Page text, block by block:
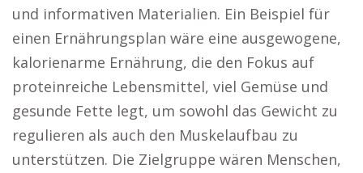
und informativen Materialien. Ein Beispiel für
einen Ernährungsplan wäre eine ausgewogene,
kalorienarme Ernährung, die den Fokus auf
proteinreiche Lebensmittel, viel Gemüse und
gesunde Fette legt, um sowohl das Gewicht zu
regulieren als auch den Muskelaufbau zu
unterstützen. Die Zielgruppe wären Menschen,